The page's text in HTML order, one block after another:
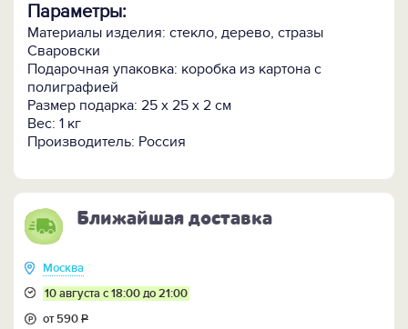
Параметры:
Материалы изделия: стекло, дерево, стразы
Сваровски
Подарочная упаковка: коробка из картона с
полиграфией
Размер подарка: 25 х 25 х 2 см
Вес: 1 кг
Производитель: Россия
Ближайшая доставка
Москва
10 августа с 18:00 до 21:00
от 590Р